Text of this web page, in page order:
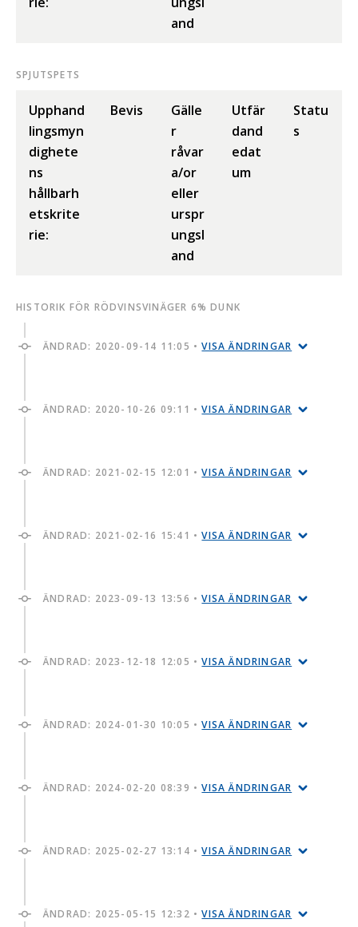
and
SPJUTSPETS
Upphand
lingsmyn
dighete
ns
hållbarh
etskrite
rie:
Bevis
Gälle
r
råvar
a/or
eller
urspr
ungsl
and
Utfär
dand
edat
um
Statu
s
HISTORIK FÖR RÖDVINSVINÄGER 6% DUNK
ÄNDRAD: 2020-09-14 11:05 •VISA ÄNDRINGAR
ÄNDRAD: 2020-10-26 09:11 •VISA ÄNDRINGAR
ÄNDRAD: 2021-02-15 12:01 •VISA ÄNDRINGAR
ÄNDRAD: 2021-02-16 15:41 •VISA ÄNDRINGAR
ÄNDRAD: 2023-09-13 13:56 •VISA ÄNDRINGAR
ÄNDRAD: 2023-12-18 12:05 •VISA ÄNDRINGAR
ÄNDRAD: 2024-01-30 10:05 •VISA ÄNDRINGAR
ÄNDRAD: 2024-02-20 08:39 •VISA ÄNDRINGAR
ÄNDRAD: 2025-02-27 13:14 •VISA ÄNDRINGAR
ÄNDRAD: 2025-05-15 12:32 •VISA ÄNDRINGAR